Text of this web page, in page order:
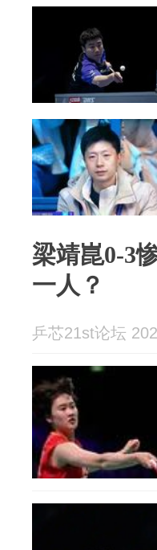
梁靖崑0-3
一人？
乒芯21st论坛